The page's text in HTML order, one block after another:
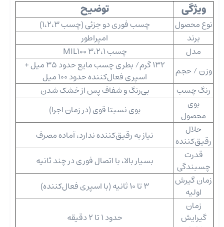
ویژگی توضیح
نوع محصول
چسب فوری دو‌ جزئی (چسب 1،2،3)
برند
امپراطور
مدل
چسب 3،2،1 MIL100
وزن / حجم
132 گرم/ بطری چسب مایع حدود 35 میل +
اسپری فعال‌کننده حدود 100 میل
رنگ چسب
بی‌رنگ و شفاف پس از خشک شدن
بوی
محصول
بوی نسبتا قوی (در زمان اجرا)
حلال
رقیق‌کننده
نیاز به رقیق‌کننده ندارد، آماده مصرف
قدرت
چسبندگی
بسیار بالا، با اتصال فوری در چند ثانیه
زمان گیرش
اولیه
3 تا 10 ثانیه (با اسپری فعال‌کننده)
زمان
گیرایش
حدود 1 تا 2 دقیقه